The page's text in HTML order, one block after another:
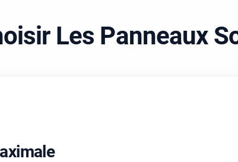
Les Panneaux